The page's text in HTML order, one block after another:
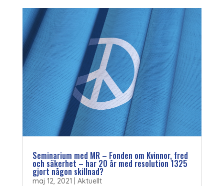
Seminarium med MR – Fonden om Kvinnor, fred
och säkerhet – har 20 år med resolution 1325
gjort någon skillnad?
maj 12, 2021
Aktuellt